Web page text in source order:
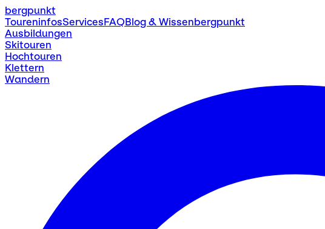
bergpunkt
ToureninfosServicesFAQBlog & Wissenbergpunkt
Ausbildungen
Skitouren
Hochtouren
Klettern
Wandern